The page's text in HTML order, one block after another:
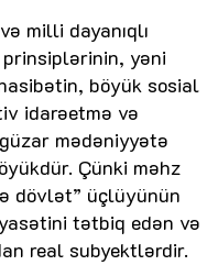
milli dayanıqlı
prinsiplərinin, yəni
böyük sosial
idarəetmə və
mədəniyyətə
Çünki məhz
dövlət” üçlüyünün
tətbiq edən və
real subyektlərdir.